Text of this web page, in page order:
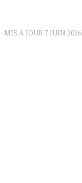
· MIS À JOUR 7 JUIN 2026